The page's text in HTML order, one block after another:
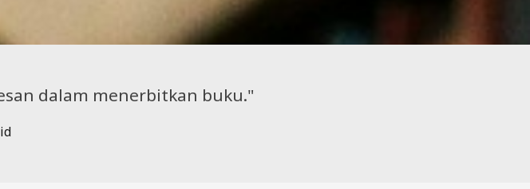
dalam menerbitkan buku."